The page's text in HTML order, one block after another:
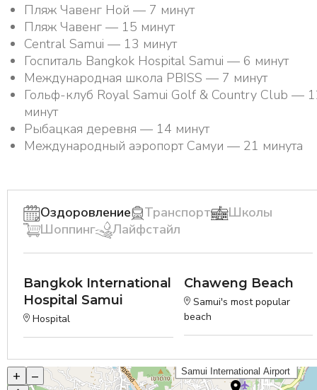
Пляж Чавенг Ной — 7 минут
Пляж Чавенг — 15 минут
Central Samui — 13 минут
Госпиталь Bangkok Hospital Samui — 6 минут
Международная школа PBISS — 7 минут
Гольф-клуб Royal Samui Golf & Country Club —
минут
Рыбацкая деревня — 14 минут
Международный аэропорт Самуи — 21 минута
Оздоровление Транспорт
Школы
Шоппинг
Лайфстайл
Bangkok International
Hospital Samui
Hospital
Chaweng Beach
Samui's most popular
beach
+
–